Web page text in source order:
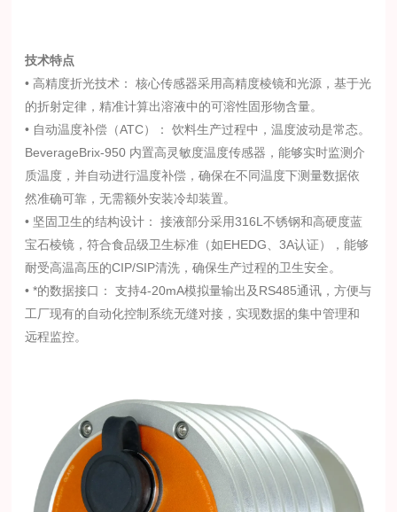
技术特点
• 高精度折光技术： 核心传感器采用高精度棱镜和光源，基于光
的折射定律，精准计算出溶液中的可溶性固形物含量。
• 自动温度补偿（ATC）： 饮料生产过程中，温度波动是常态。
BeverageBrix-950 内置高灵敏度温度传感器，能够实时监测介
质温度，并自动进行温度补偿，确保在不同温度下测量数据依
然准确可靠，无需额外安装冷却装置。
• 坚固卫生的结构设计： 接液部分采用316L不锈钢和高硬度蓝
宝石棱镜，符合食品级卫生标准（如EHEDG、3A认证），能够
耐受高温高压的CIP/SIP清洗，确保生产过程的卫生安全。
• *的数据接口： 支持4-20mA模拟量输出及RS485通讯，方便与
工厂现有的自动化控制系统无缝对接，实现数据的集中管理和
远程监控。